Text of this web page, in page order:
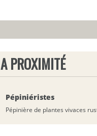
A PROXIMITÉ
Pépiniéristes
Pépinière de plantes vivaces